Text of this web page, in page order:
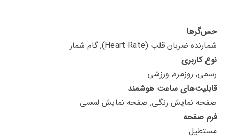
حس‌گرها
شمارنده ضربان قلب (Heart Rate), گام شمار
نوع کاربری
رسمی, روزمره, ورزشی
قابلیت‌های ساعت هوشمند
صفحه نمایش رنگی, صفحه نمایش لمسی
فرم صفحه
مستطیل